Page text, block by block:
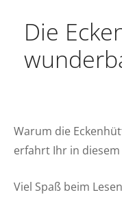
Die
Warum die
erfahrt Ihr in diesem
Viel Spaß beim